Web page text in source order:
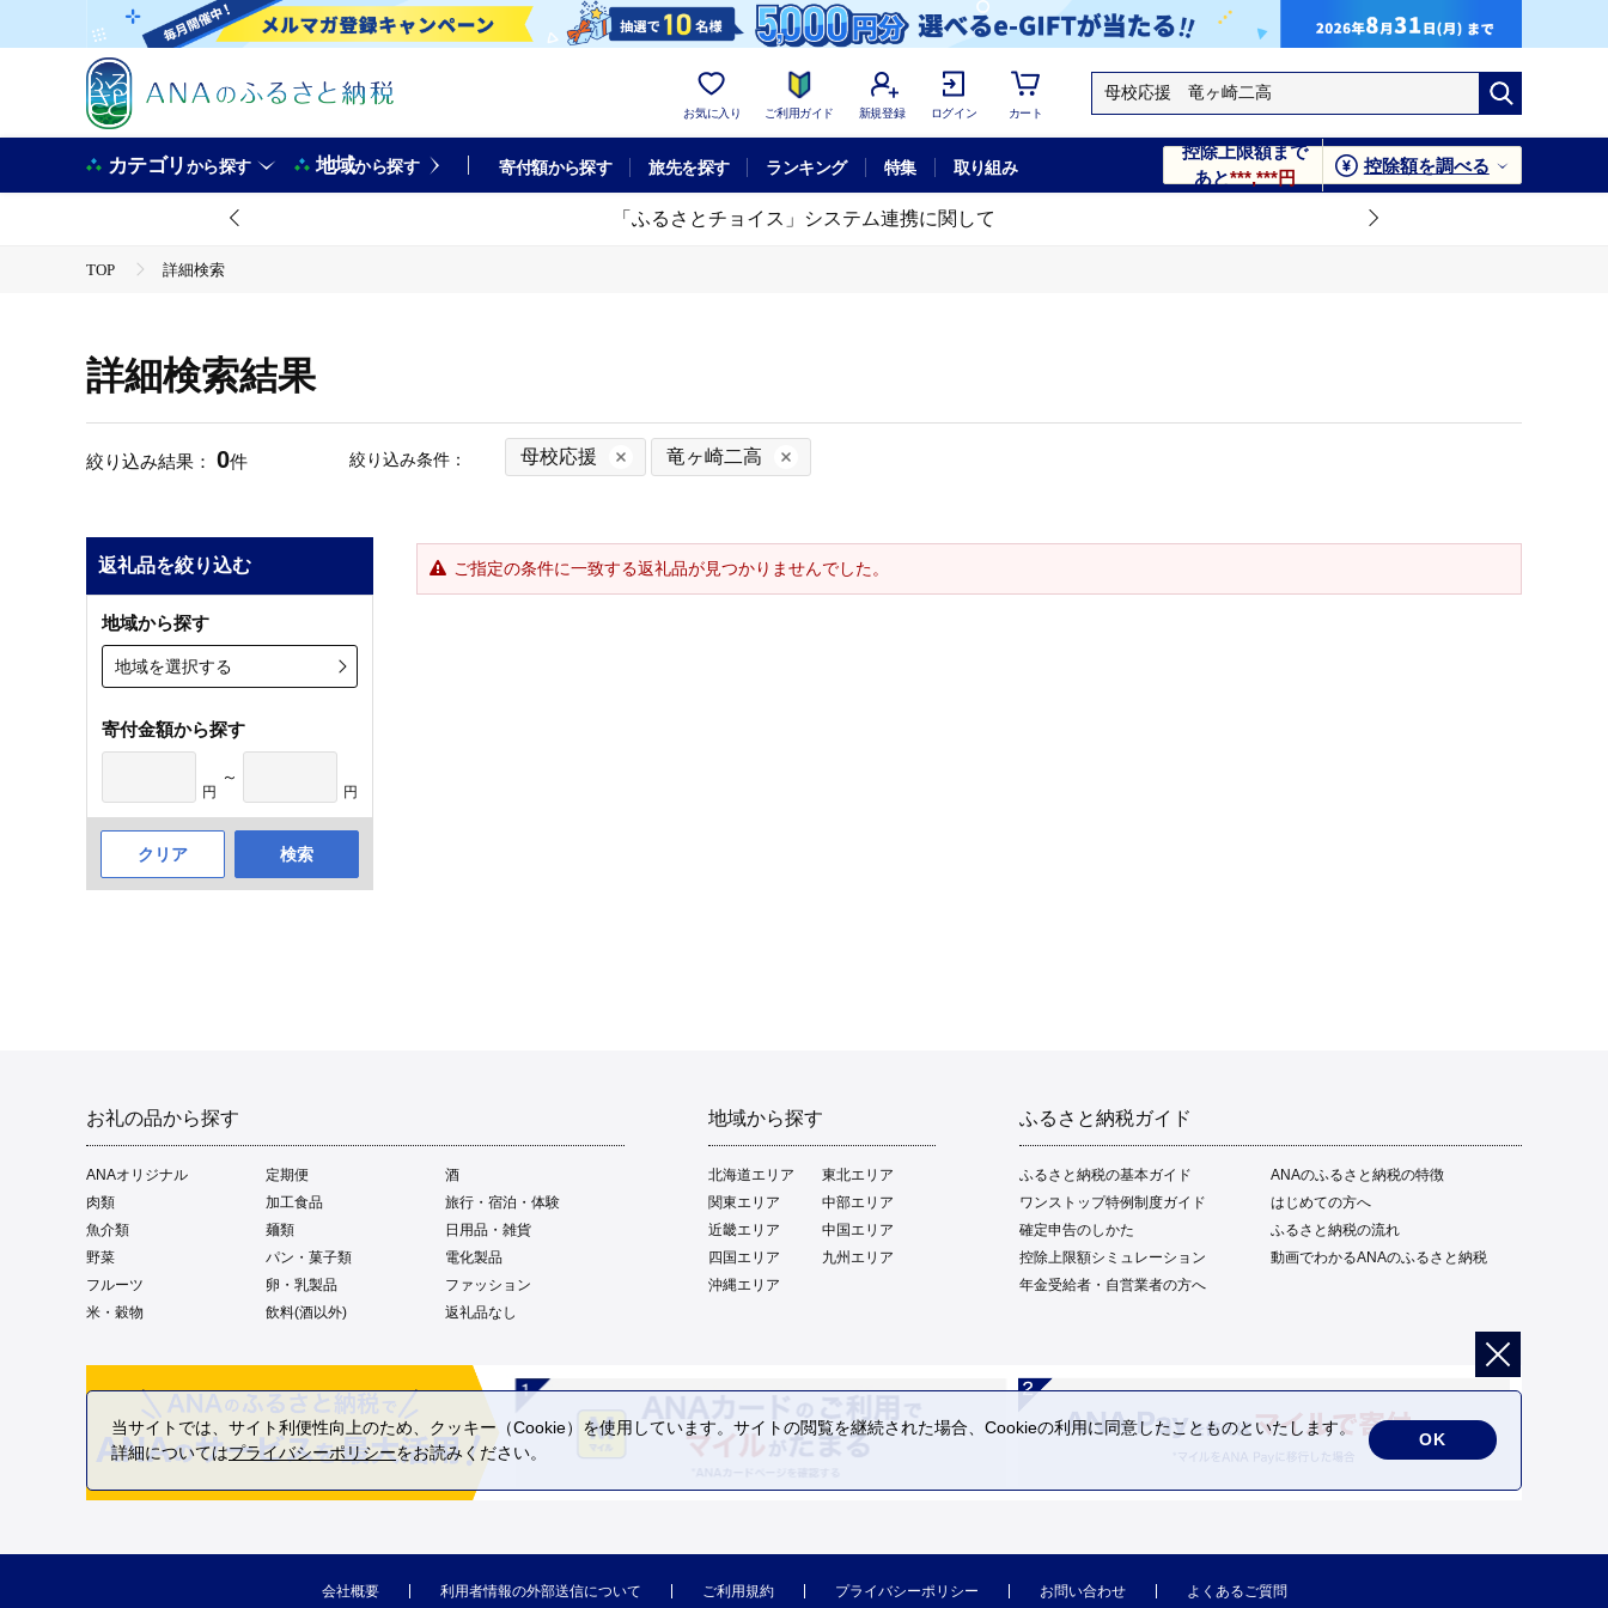
お気に入り ご利用ガイド 新規登録 ログイン カート
カテゴリから探す 地域から探す 寄付額から探す 旅先を探す ランキング 特集 取り組み
控除上限額まで
あと***,***円
控除額を調べる
「ふるさとチョイス」システム連携に関して
TOP 詳細検索
詳細検索結果
絞り込み結果： 0件 絞り込み条件： 母校応援 竜ヶ崎二高
返礼品を絞り込む
地域から探す
地域を選択する
寄付金額から探す
円
～
円
クリア 検索
ご指定の条件に一致する返礼品が見つかりませんでした。
お礼の品から探す
ANAオリジナル 定期便
酒
肉類
加工食品
旅行・宿泊・体験
魚介類
麺類
日用品・雑貨
野菜
パン・菓子類
電化製品
フルーツ
卵・乳製品
ファッション
米・穀物
飲料(酒以外) 返礼品なし
地域から探す
北海道エリア
東北エリア
関東エリア
中部エリア
近畿エリア
中国エリア
四国エリア
九州エリア
沖縄エリア
ふるさと納税ガイド
ふるさと納税の基本ガイド
ANAのふるさと納税の特徴
ワンストップ特例制度ガイド
はじめての方へ
確定申告のしかた
ふるさと納税の流れ
控除上限額シミュレーション
動画でわかるANAのふるさと納税
年金受給者・自営業者の方へ
会社概要 利用者情報の外部送信について ご利用規約 プライバシーポリシー お問い合わせ よくあるご質問
当サイトでは、サイト利便性向上のため、クッキー（Cookie）を使用しています。サイトの閲覧を継続された場合、Cookieの利用に同意したことものといたします。
詳細についてはプライバシーポリシーをお読みください。
OK